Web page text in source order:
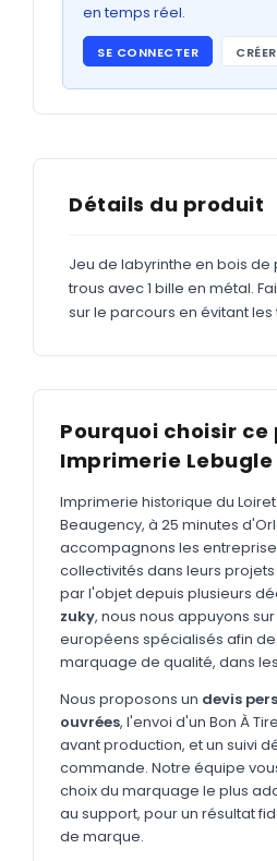
Abribus
ADHÉSIFS
Étiquettes adhésives
Étiquettes adhésives en
Adhésifs vitrine
MARQUAGE TEXTILE
Tee-shirts
Polos
Sweatshirts
GOODIES
Catalogue complet Nouveau
Sacs & voyages
Verres & déjeuner
Technologie
Vêtements
en temps réel.
SE CONNECTER
Détails du produit
Jeu de labyrinthe en bois de
trous avec 1 bille en métal.
sur le parcours en évitant les
Pourquoi choisir
Imprimerie Lebugle
Imprimerie historique du
Beaugency, à 25 minutes
accompagnons les
collectivités dans leurs
par l'objet depuis plusieurs
zuky, nous nous appuyons
européens spécialisés afin
marquage de qualité, dans
Nous proposons un devis
ouvrées, l'envoi d'un Bon À
avant production, et un suivi
commande. Notre équipe
choix du marquage le plus
au support, pour un résultat
de marque.